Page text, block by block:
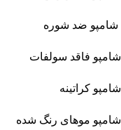
شامپو ضد شوره
شامپو فاقد سولفات
شامپو کراتینه
شامپو موهای رنگ شده